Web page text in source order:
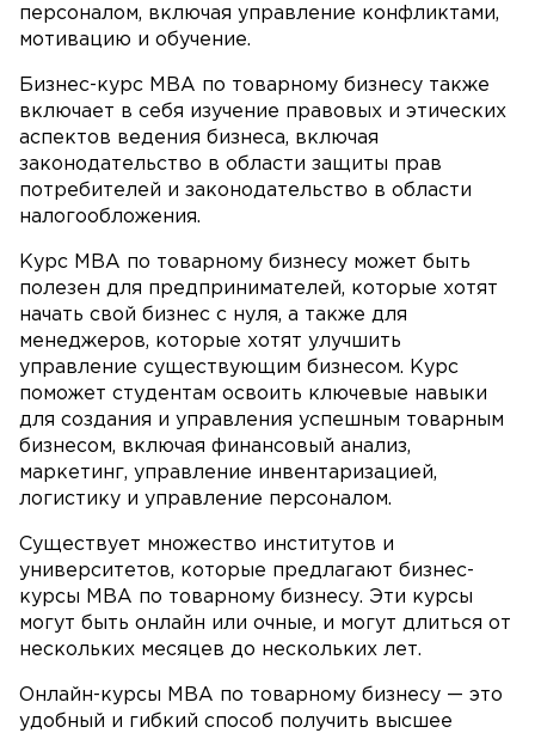
персоналом, включая управление конфликтами,
мотивацию и обучение.
Бизнес-курс MBA по товарному бизнесу также
включает в себя изучение правовых и этических
аспектов ведения бизнеса, включая
законодательство в области защиты прав
потребителей и законодательство в области
налогообложения.
Курс MBA по товарному бизнесу может быть
полезен для предпринимателей, которые хотят
начать свой бизнес с нуля, а также для
менеджеров, которые хотят улучшить
управление существующим бизнесом. Курс
поможет студентам освоить ключевые навыки
для создания и управления успешным товарным
бизнесом, включая финансовый анализ,
маркетинг, управление инвентаризацией,
логистику и управление персоналом.
Существует множество институтов и
университетов, которые предлагают бизнес-
курсы MBA по товарному бизнесу. Эти курсы
могут быть онлайн или очные, и могут длиться от
нескольких месяцев до нескольких лет.
Онлайн-курсы MBA по товарному бизнесу — это
удобный и гибкий способ получить высшее